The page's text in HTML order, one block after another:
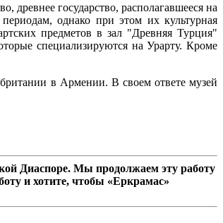
государство, располагавшееся на
однако при этом их культурная
предметов в зал "Древняя Турция"
специализируются на Урарту. Кроме
в Армении. В своем ответе музей
Диаспоре. Мы продолжаем эту работу
и хотите, чтобы «Еркрамас»